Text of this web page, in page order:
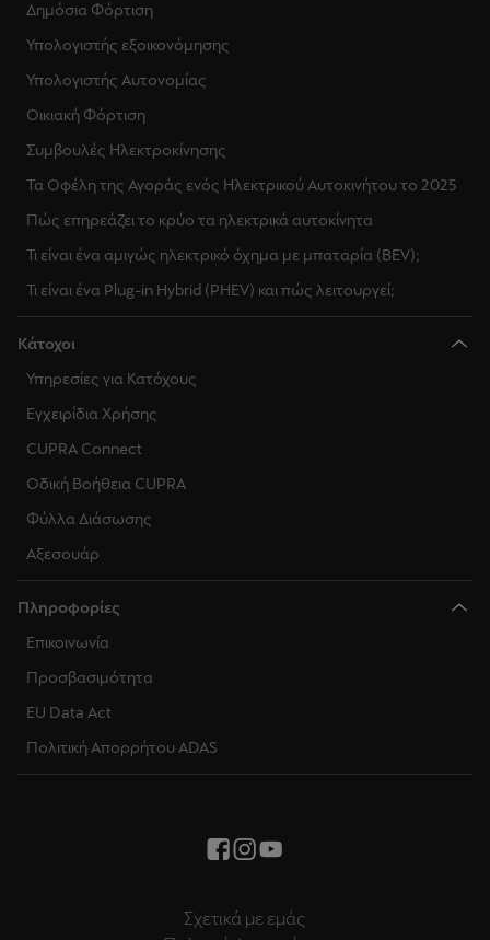
Δημόσια Φόρτιση
Υπολογιστής εξοικονόμησης
Υπολογιστής Αυτονομίας
Οικιακή Φόρτιση
Συμβουλές Ηλεκτροκίνησης
Τα Οφέλη της Αγοράς ενός Ηλεκτρικού Αυτοκινήτου το 2025
Πώς επηρεάζει το κρύο τα ηλεκτρικά αυτοκίνητα
Τι είναι ένα αμιγώς ηλεκτρικό όχημα με μπαταρία (BEV);
Τι είναι ένα Plug-in Hybrid (PHEV) και πώς λειτουργεί;
Κάτοχοι
Υπηρεσίες για Κατόχους
Εγχειρίδια Χρήσης
CUPRA Connect
Οδική Βοήθεια CUPRA
Φύλλα Διάσωσης
Αξεσουάρ
Πληροφορίες
Επικοινωνία
Προσβασιμότητα
EU Data Act
Πολιτική Απορρήτου ADAS
Σχετικά με εμάς